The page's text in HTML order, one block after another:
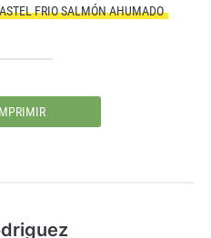
FRIO SALMÓN AHUMADO